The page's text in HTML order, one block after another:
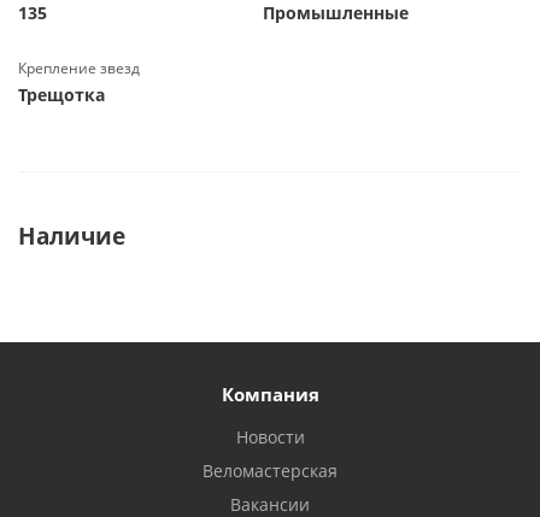
135 Промышленные
Крепление звезд
Трещотка
Наличие
Компания
Новости
Веломастерская
Вакансии